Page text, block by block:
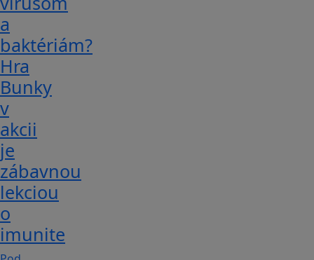
a
baktériám?
Hra
Bunky
v
akcii
je
zábavnou
lekciou
o
imunite